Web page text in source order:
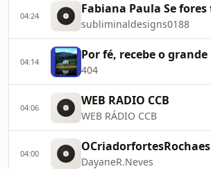
04:24
subliminaldesigns0188
04:14 Por fé, recebe o grande
404
04:06 WEB RADIO CCB
WEB RÁDIO CCB
04:00 OCriadorfortesRochaes
DayaneR.Neves